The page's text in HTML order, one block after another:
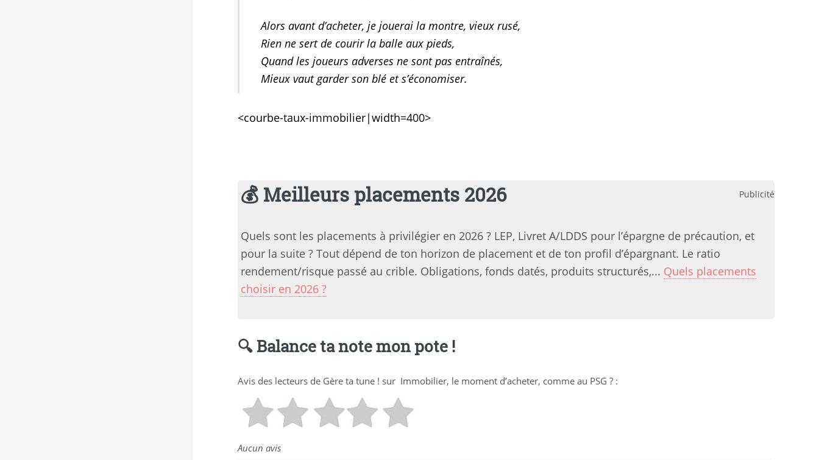
Alors avant d’acheter, je jouerai la montre, vieux rusé,
Rien ne sert de courir la balle aux pieds,
Quand les joueurs adverses ne sont pas entraînés,
Mieux vaut garder son blé et s’économiser.
<courbe-taux-immobilier|width=400>
Publicité
💰 Meilleurs placements 2026
Quels sont les placements à privilégier en 2026 ? LEP, Livret A/LDDS pour l’épargne de précaution, et
pour la suite ? Tout dépend de ton horizon de placement et de ton profil d’épargnant. Le ratio
rendement/risque passé au crible. Obligations, fonds datés, produits structurés,... Quels placements
choisir en 2026 ?
🔍 Balance ta note mon pote !
Avis des lecteurs de Gère ta tune ! sur Immobilier, le moment d’acheter, comme au PSG ? :
Aucun avis